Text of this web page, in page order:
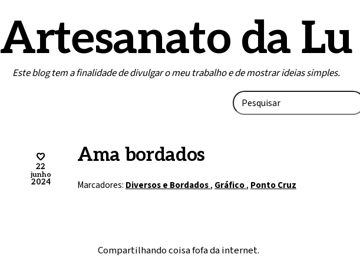
Artesanato da Lu
Este blog tem a finalidade de divulgar o meu trabalho e de mostrar ideias simples.
Ama bordados
Marcadores: Diversos e Bordados, Gráfico, Ponto Cruz
22
junho
2024
Compartilhando coisa fofa da internet.